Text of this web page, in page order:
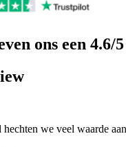
ons een 4.6/5
we veel waarde